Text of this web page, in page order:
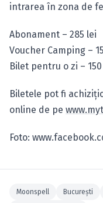
intrarea în zona de
Abonament – 285 lei
Voucher Camping –
Bilet pentru o zi –
Biletele pot fi
online de pe
Foto:
Moonspell Bucureşti